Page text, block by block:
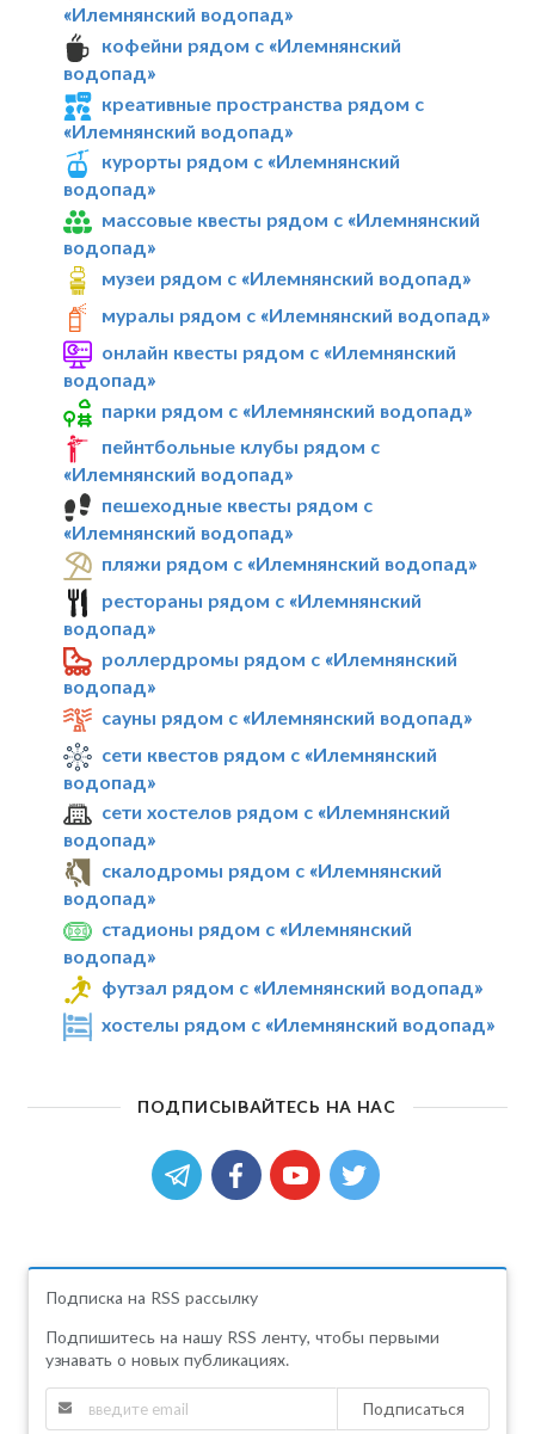
«Илемнянский водопад»
кофейни рядом с «Илемнянский
водопад»
креативные пространства рядом с
«Илемнянский водопад»
курорты рядом с «Илемнянский
водопад»
массовые квесты рядом с «Илемнянский
водопад»
музеи рядом с «Илемнянский водопад»
муралы рядом с «Илемнянский водопад»
онлайн квесты рядом с «Илемнянский
водопад»
парки рядом с «Илемнянский водопад»
пейнтбольные клубы рядом с
«Илемнянский водопад»
пешеходные квесты рядом с
«Илемнянский водопад»
пляжи рядом с «Илемнянский водопад»
рестораны рядом с «Илемнянский
водопад»
роллердромы рядом с «Илемнянский
водопад»
сауны рядом с «Илемнянский водопад»
сети квестов рядом с «Илемнянский
водопад»
сети хостелов рядом с «Илемнянский
водопад»
скалодромы рядом с «Илемнянский
водопад»
стадионы рядом с «Илемнянский
водопад»
футзал рядом с «Илемнянский водопад»
хостелы рядом с «Илемнянский водопад»
ПОДПИСЫВАЙТЕСЬ НА НАС
Подписка на RSS рассылку
Подпишитесь на нашу RSS ленту, чтобы первыми
узнавать о новых публикациях.
Подписаться